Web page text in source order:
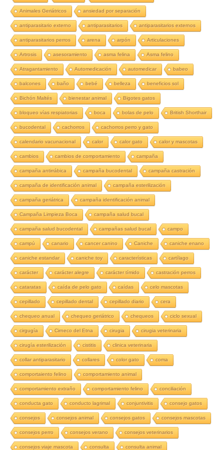
Animales Geriátricos ansiedad por separación
antiparasitario externo antiparasitarios antiparasitarios externos
antiparasitarios perros arena arpón Articulaciones
Artrosis asesoramiento asma felina Asma felino
Atragantamiento Automedicación automedicar babeo
balcones baño bebé belleza beneficios sol
Bichón Maltés bienestar animal Bigotes gatos
bloqueo vías respiatorias boca bolas de pelo British Shorthair
bucodental cachorros cachorros perro y gato
calendario vacunacional calor calor gato calor y mascotas
cambios cambios de comportamiento campaña
campaña antirrábica campaña bucodental campaña castración
campaña de identificación animal campaña esterilización
campaña geriátrica campaña identificación animal
Campaña Limpieza Boca campaña salud bucal
campaña salud bucodental campañas salud bucal campo
campú canario cancer canino Caniche caniche enano
caniche estandar caniche toy características cartílago
carácter carácter alegre carácter tímido castración perros
cataratas caída de pelo gato caídas celo mascotas
cepillado cepillado dental cepillado diario cera
chequeo anual chequeo geriátrico chequeos ciclo sexual
cirgugía Cirneco del Etna cirugia cirugia veterinaria
cirugía esterilización cistitis clinica veterinaria
collar antiparasitario collares color gato coma
comportaiento felino comportamiento animal
comportamiento extraño comportamiento felino conciliación
conducta gato conducto lagrimal conjuntivitis consejo gatos
consejos consejos animal consejos gatos consejos mascotas
consejos perro consejos verano consejos veterinarios
consejos viaje mascota consulta consulta animal